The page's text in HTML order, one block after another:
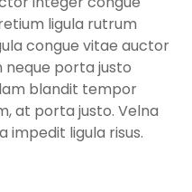
ligula rutrum
congue vitae auctor
porta justo
blandit tempor
at porta justo. Velna
impedit ligula risus.